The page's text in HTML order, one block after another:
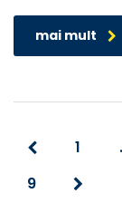
mai mult
1
9